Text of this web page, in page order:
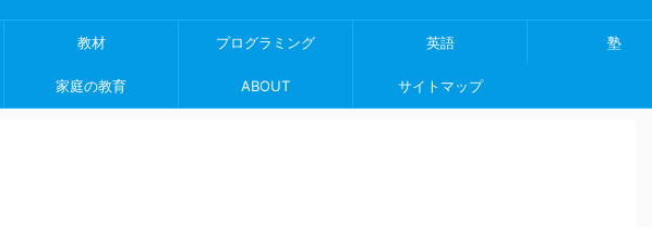
教材 プログラミング 英語 塾
家庭の教育 ABOUT サイトマップ